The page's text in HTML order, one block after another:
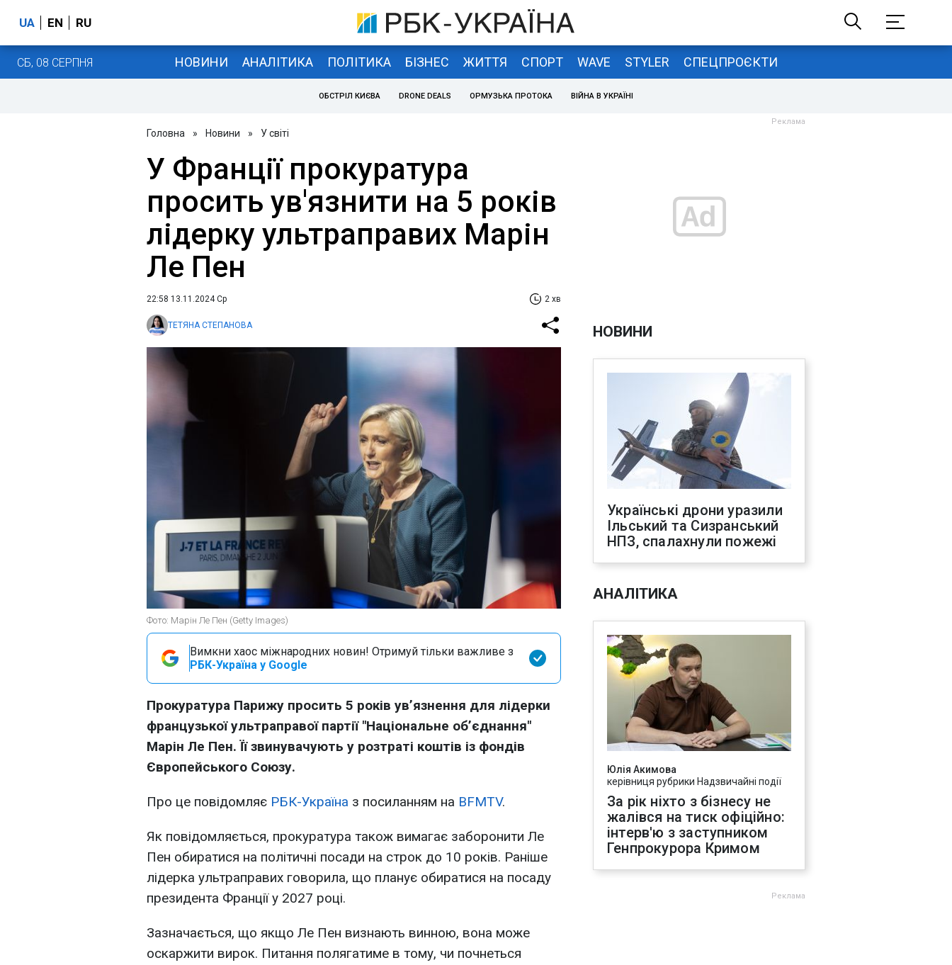
UA EN RU
СБ, 08 СЕРПНЯ НОВИНИ АНАЛІТИКА ПОЛІТИКА БІЗНЕС ЖИТТЯ СПОРТ WAVE STYLER СПЕЦПРОЄКТИ
ОБСТРІЛ КИЄВА DRONE DEALS ОРМУЗЬКА ПРОТОКА ВІЙНА В УКРАЇНІ
Головна » Новини » У світі
У Франції прокуратура
просить ув'язнити на 5 років
лідерку ультраправих Марін
Ле Пен
22:58 13.11.2024 Ср 2 хв
ТЕТЯНА СТЕПАНОВА
Фото: Марін Ле Пен (Getty Images)
Вимкни хаос міжнародних новин! Отримуй тільки важливе з
РБК-Україна у Google
Прокуратура Парижу просить 5 років увʼязнення для лідерки
французької ультраправої партії "Національне обʼєднання"
Марін Ле Пен. Її звинувачують у розтраті коштів із фондів
Європейського Союзу.
Про це повідомляє РБК-Україна з посиланням на BFMTV.
Як повідомляється, прокуратура також вимагає заборонити Ле
Пен обиратися на політичні посади на строк до 10 років. Раніше
лідерка ультраправих говорила, що планує обиратися на посаду
президента Франції у 2027 році.
Зазначається, що якщо Ле Пен визнають винною, вона може
оскаржити вирок. Питання полягатиме в тому, чи почнеться
НОВИНИ
Українські дрони уразили
Ільський та Сизранський
НПЗ, спалахнули пожежі
АНАЛІТИКА
Юлія Акимова
керівниця рубрики Надзвичайні події
За рік ніхто з бізнесу не
жалівся на тиск офіційно:
інтерв'ю з заступником
Генпрокурора Кримом